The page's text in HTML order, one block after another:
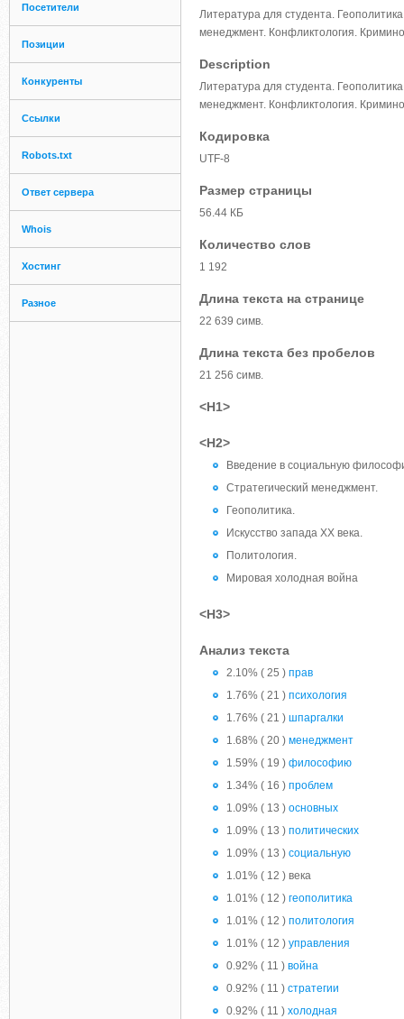
Посетители
Позиции
Конкуренты
Ссылки
Robots.txt
Ответ сервера
Whois
Хостинг
Разное
Литература для студента.
менеджмент. Конфликтология.
Description
Литература для студента.
менеджмент. Конфликтология.
Кодировка
UTF-8
Размер страницы
56.44 КБ
Количество слов
1 192
Длина текста на странице
22 639 симв.
Длина текста без пробелов
21 256 симв.
<H1>
<H2>
Введение в социальную
Стратегический менеджмент.
Геополитика.
Искусство запада XX века.
Политология.
Мировая холодная война
<H3>
Анализ текста
2.10% ( 25 ) прав
1.76% ( 21 ) психология
1.76% ( 21 ) шпаргалки
1.68% ( 20 ) менеджмент
1.59% ( 19 ) философию
1.34% ( 16 ) проблем
1.09% ( 13 ) основных
1.09% ( 13 ) политических
1.09% ( 13 ) социальную
1.01% ( 12 ) века
1.01% ( 12 ) геополитика
1.01% ( 12 ) политология
1.01% ( 12 ) управления
0.92% ( 11 ) война
0.92% ( 11 ) стратегии
0.92% ( 11 ) холодная